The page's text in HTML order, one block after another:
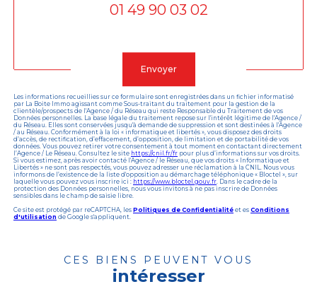
01 49 90 03 02
Envoyer
Les informations recueillies sur ce formulaire sont enregistrées dans un fichier informatisé
par La Boite Immo agissant comme Sous-traitant du traitement pour la gestion de la
clientèle/prospects de l'Agence / du Réseau qui reste Responsable du Traitement de vos
Données personnelles. La base légale du traitement repose sur l'intérêt légitime de l'Agence /
du Réseau. Elles sont conservées jusqu'à demande de suppression et sont destinées à l'Agence
/ au Réseau. Conformément à la loi « informatique et libertés », vous disposez des droits
d’accès, de rectification, d’effacement, d’opposition, de limitation et de portabilité de vos
données. Vous pouvez retirer votre consentement à tout moment en contactant directement
l’Agence / Le Réseau. Consultez le site https://cnil.fr/fr pour plus d’informations sur vos droits.
Si vous estimez, après avoir contacté l'Agence / le Réseau, que vos droits « Informatique et
Libertés » ne sont pas respectés, vous pouvez adresser une réclamation à la CNIL. Nous vous
informons de l’existence de la liste d'opposition au démarchage téléphonique « Bloctel », sur
laquelle vous pouvez vous inscrire ici : https://www.bloctel.gouv.fr . Dans le cadre de la
protection des Données personnelles, nous vous invitons à ne pas inscrire de Données
sensibles dans le champ de saisie libre.
Ce site est protégé par reCAPTCHA, les Politiques de Confidentialité et es Conditions
d'utilisation de Google s'appliquent.
CES BIENS PEUVENT VOUS
intéresser